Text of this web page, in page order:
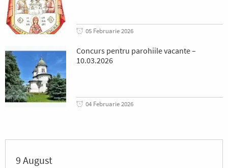
05 Februarie 2026
Concurs pentru parohiile vacante –
10.03.2026
04 Februarie 2026
9 August